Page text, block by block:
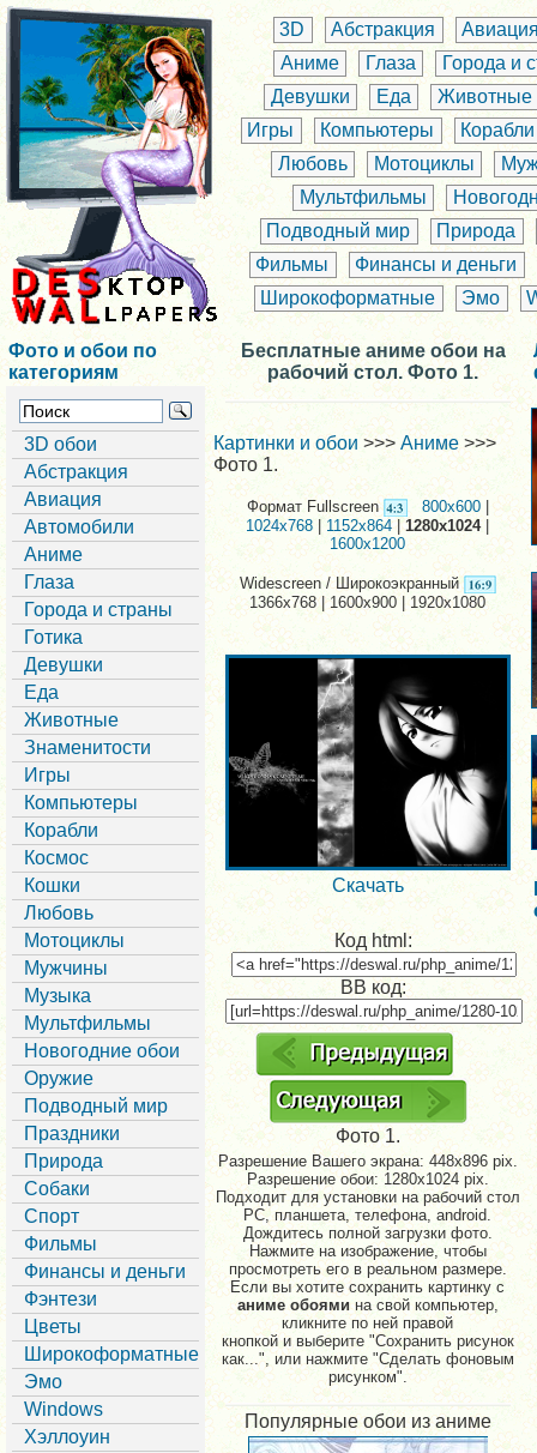
3D Абстракция
Аниме
Глаза
Города и
Девушки
Еда
Животные
Игры
Компьютеры
Корабли
Любовь
Мотоциклы
Мультфильмы
Подводный мир
Природа
Фильмы
Финансы и деньги
Широкоформатные
Эмо
Фото и обои по
категориям
3D обои
Абстракция
Авиация
Автомобили
Аниме
Глаза
Города и страны
Готика
Девушки
Еда
Животные
Знаменитости
Игры
Компьютеры
Корабли
Космос
Кошки
Любовь
Мотоциклы
Мужчины
Музыка
Мультфильмы
Новогодние обои
Оружие
Подводный мир
Праздники
Природа
Собаки
Спорт
Фильмы
Финансы и деньги
Фэнтези
Цветы
Широкоформатные
Эмо
Windows
Хэллоуин
Бесплатные аниме обои на
рабочий стол. Фото 1.
Картинки и обои >>> Аниме >>>
Фото 1.
Формат Fullscreen 800x600
1024x768
1152x864|1280x1024|
1600x1200
Widescreen / Широкоэкранный
1366x768 | 1600x900 | 1920x1080
Скачать
Код html:
BB код:
Фото 1.
Разрешение Вашего экрана: 448x896 pix.
Разрешение обои: 1280x1024 pix.
Подходит для установки на рабочий стол
PC, планшета, телефона, android.
Дождитесь полной загрузки фото.
Нажмите на изображение, чтобы
просмотреть его в реальном размере.
Если вы хотите сохранить картинку с
аниме обоямина свой компьютер,
кликните по ней правой
кнопкой и выберите "Сохранить рисунок
как...", или нажмите "Сделать фоновым
рисунком".
Популярные обои из аниме